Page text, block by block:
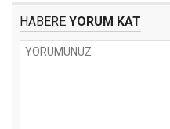
HABERE YORUM KAT